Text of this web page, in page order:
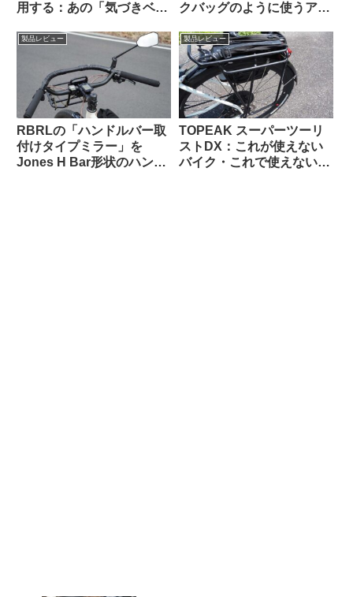
用する：あの「気づきベ
るようにした感じで超便利
クバッグのように使うアイ
ら）Ortlieb Gravel-Pack /
Quick-Rack
製品レビュー
RBRLの「ハンドルバー取
付けタイプミラー」を
Jones H Bar形状のハンド
製品レビュー
TOPEAK スーパーツーリ
ストDX：これが使えない
バイク・これで使えないバ